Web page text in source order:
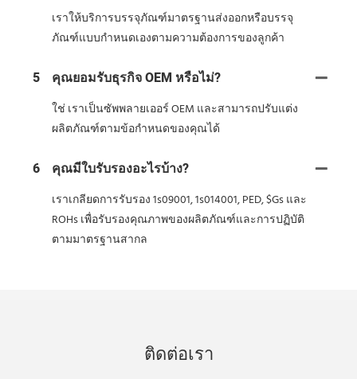
เราให้บริการบรรจุภัณฑ์มาตรฐานส่งออกหรือบรรจุ
ภัณฑ์แบบกำหนดเองตามความต้องการของลูกค้า
5 คุณยอมรับธุรกิจ OEM หรือไม่?
ใช่ เราเป็นซัพพลายเออร์ OEM และสามารถปรับแต่ง
ผลิตภัณฑ์ตามข้อกำหนดของคุณได้
6 คุณมีใบรับรองอะไรบ้าง?
เราเกลียดการรับรอง 1s09001, 1s014001, PED, $Gs และ
ROHs เพื่อรับรองคุณภาพของผลิตภัณฑ์และการปฏิบัติ
ตามมาตรฐานสากล
ติดต่อเรา